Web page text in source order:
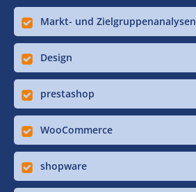
Markt- und Zielgruppenanalysen
Design
prestashop
WooCommerce
shopware